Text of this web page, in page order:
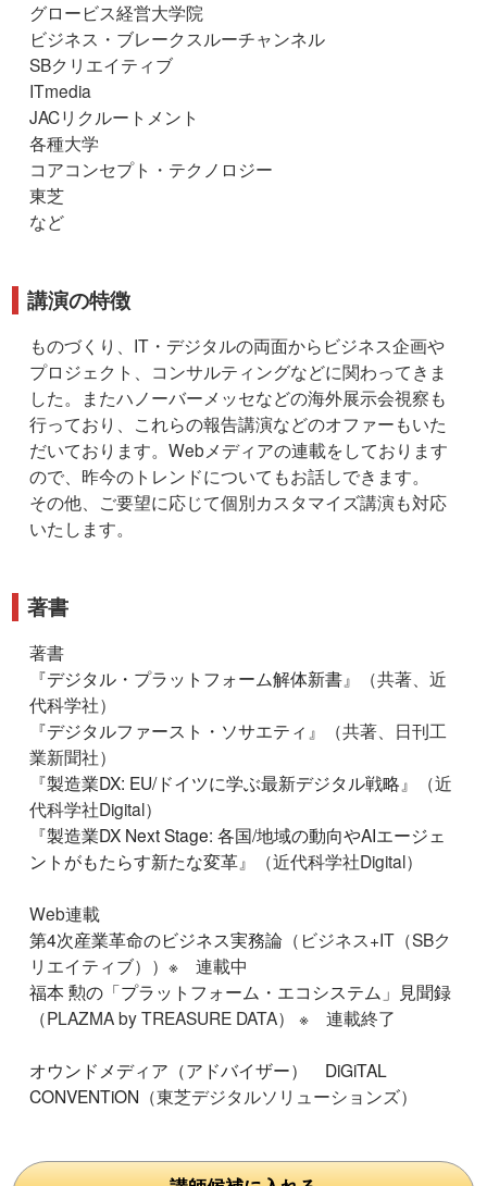
グロービス経営大学院
ビジネス・ブレークスルーチャンネル
SBクリエイティブ
ITmedia
JACリクルートメント
各種大学
コアコンセプト・テクノロジー
東芝
など
講演の特徴
ものづくり、IT・デジタルの両面からビジネス企画や
プロジェクト、コンサルティングなどに関わってきま
した。またハノーバーメッセなどの海外展示会視察も
行っており、これらの報告講演などのオファーもいた
だいております。Webメディアの連載をしております
ので、昨今のトレンドについてもお話しできます。
その他、ご要望に応じて個別カスタマイズ講演も対応
いたします。
著書
著書
『デジタル・プラットフォーム解体新書』（共著、近
代科学社）
『デジタルファースト・ソサエティ 』（共著、日刊工
業新聞社）
『製造業DX: EU/ドイツに学ぶ最新デジタル戦略 』（近
代科学社Digital）
『製造業DX Next Stage: 各国/地域の動向やAIエージェ
ントがもたらす新たな変革』（近代科学社Digital）
Web連載
第4次産業革命のビジネス実務論 （ビジネス+IT（SBク
リエイティブ））※ 連載中
福本 勲の「プラットフォーム・エコシステム」見聞録
（PLAZMA by TREASURE DATA） ※ 連載終了
オウンドメディア（アドバイザー） DiGiTAL
CONVENTiON （東芝デジタルソリューションズ）